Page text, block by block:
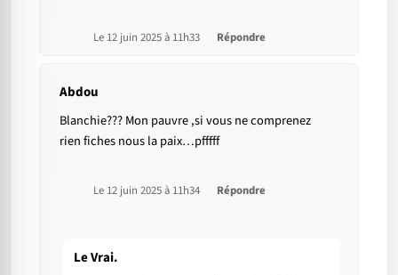
Le 12 juin 2025 à 11h33 Répondre
Abdou
Blanchie??? Mon pauvre ,si vous ne comprenez
rien fiches nous la paix…pfffff
Le 12 juin 2025 à 11h34 Répondre
Le Vrai.